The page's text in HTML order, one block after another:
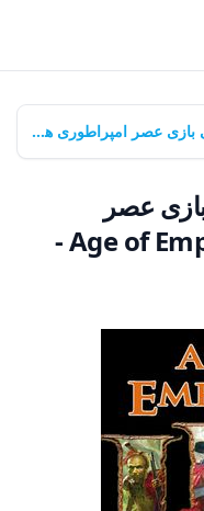
دانلود نسخه دوبله فارسی بازی عصر امپراطوری ها ۳ | Age of Empires III - ایبی
عصر
امپراطوری ها ۳ | Age of Empires III -